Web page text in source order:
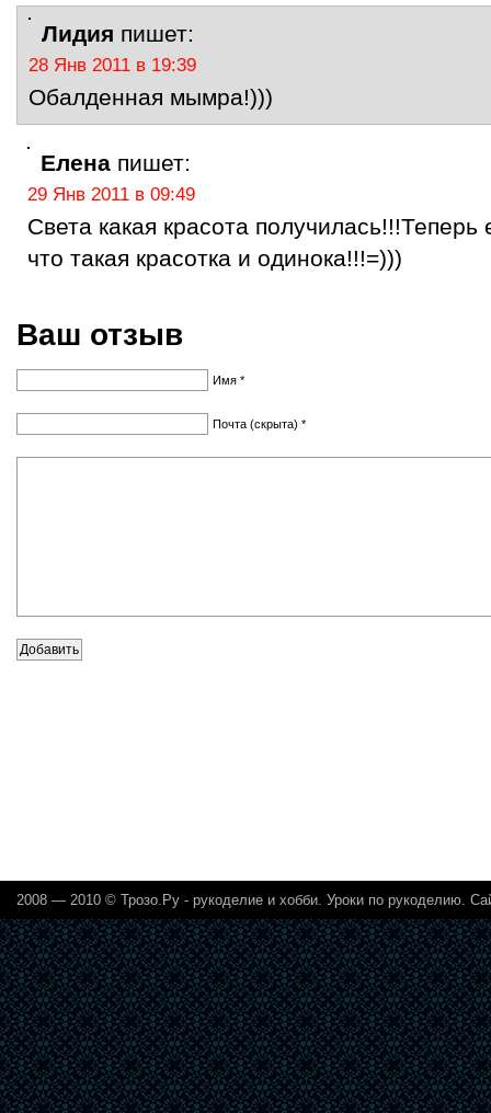
Лидия пишет:
28 Янв 2011 в 19:39
Обалденная мымра!)))
Елена пишет:
29 Янв 2011 в 09:49
Света какая красота
что такая красотка и одинока!!!=)))
Ваш отзыв
Имя *
Почта (скрыта) *
2008 — 2010 © Трозо.Ру - рукоделие и хобби. Уроки по рукоделию.